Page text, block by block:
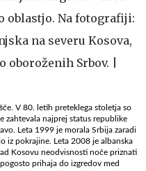
V 80. letih preteklega stoletja so
zahtevala najprej status republike
Leta 1999 je morala Srbija zaradi
iz pokrajine. Leta 2008 je albanska
Kosovu neodvisnosti noče priznati
prihaja do izgredov med